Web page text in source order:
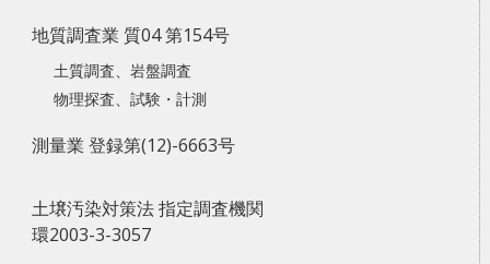
地質調査業 質04 第154号
土質調査、岩盤調査
物理探査、試験・計測
測量業 登録第(12)-6663号
土壌汚染対策法 指定調査機関
環2003-3-3057